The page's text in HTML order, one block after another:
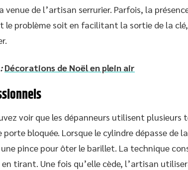
venue de l’artisan serrurier. Parfois, la
le problème soit en facilitant la sortie de la
Décorations de Noël en plein air
voir que les dépanneurs utilisent plusieurs
porte bloquée. Lorsque le cylindre dépasse de
pince pour ôter le barillet. La technique
tirant. Une fois qu’elle cède, l’artisan